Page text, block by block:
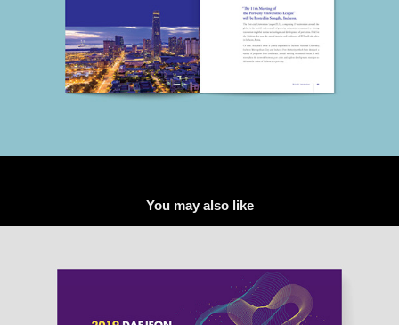
You may also like